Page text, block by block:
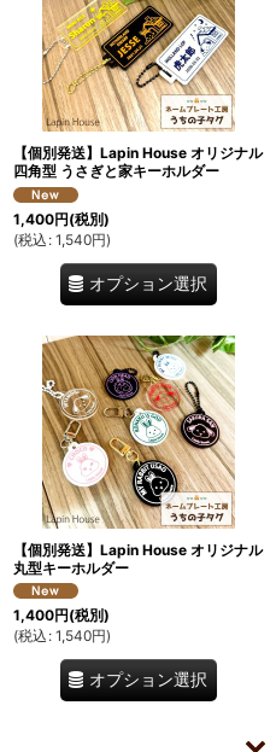
【個別発送】Lapin House オリジナル
四角型 うさぎと家キーホルダー
1,400円(税別)
(税込 : 1,540円)
オプション選択
【個別発送】Lapin House オリジナル
丸型キーホルダー
1,400円(税別)
(税込 : 1,540円)
オプション選択